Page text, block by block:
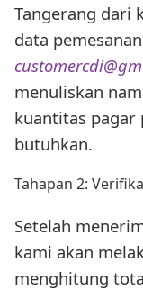
Tangerang dari
data
menuliskan
kuantitas pagar
butuhkan.
Tahapan 2:
Setelah
kami akan
menghitung